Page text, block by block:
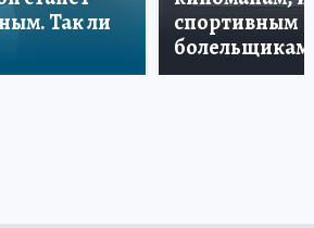
Так ли
спортивным
болельщикам